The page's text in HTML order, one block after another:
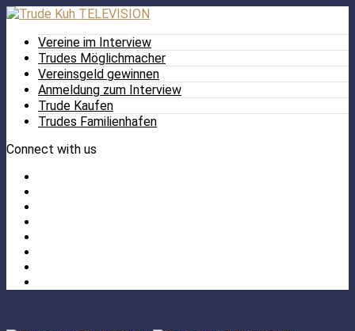
Vereine im Interview
Trudes Möglichmacher
Vereinsgeld gewinnen
Anmeldung zum Interview
Trude Kaufen
Trudes Familienhafen
Connect with us